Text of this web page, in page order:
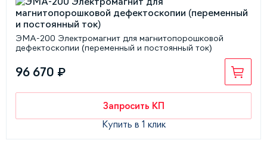
ЭМА-200 Электромагнит для магнитопорошковой
дефектоскопии (переменный и постоянный ток)
96 670 ₽
Запросить КП
Купить в 1 клик